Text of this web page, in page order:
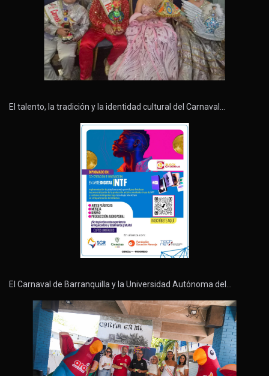
El talento, la tradición y la identidad cultural del Carnaval…
El Carnaval de Barranquilla y la Universidad Autónoma del…